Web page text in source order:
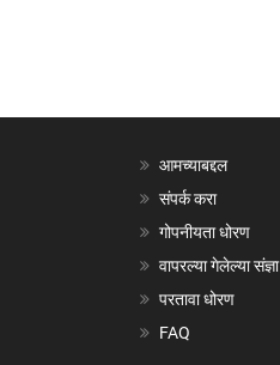
आमच्याबद्दल
संपर्क करा
गोपनीयता धोरण
वापरल्या गेलेल्या संज्ञा
परतावा धोरण
FAQ